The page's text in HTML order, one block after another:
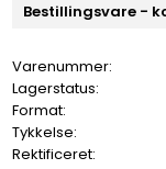
Bestillingsvare -
Varenummer:
Lagerstatus:
Format:
Tykkelse:
Rektificeret: